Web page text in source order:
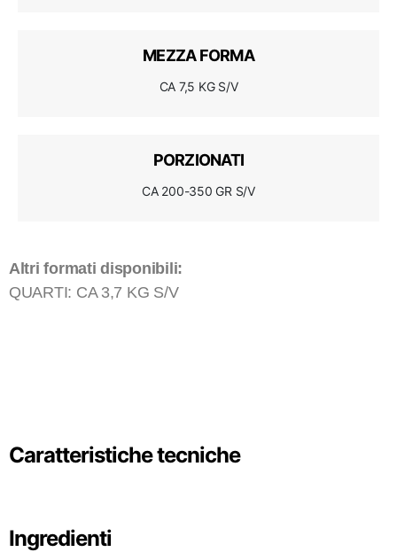
MEZZA FORMA
CA 7,5 KG S/V
PORZIONATI
CA 200-350 GR S/V
Altri formati disponibili:
QUARTI: CA 3,7 KG S/V
Caratteristiche tecniche
Ingredienti